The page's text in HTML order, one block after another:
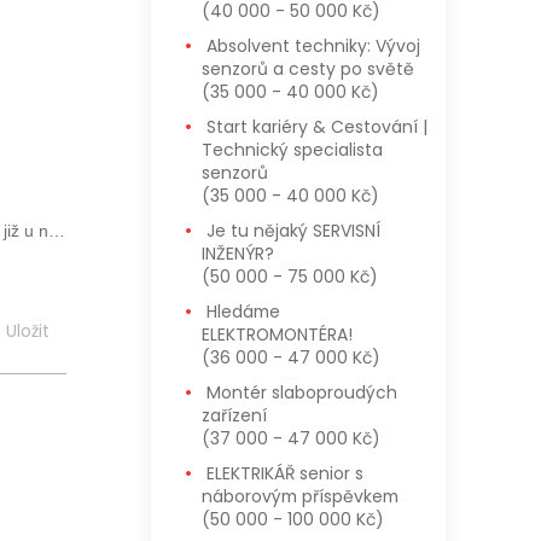
u nás
pro ně
osobní
Uložit
(40 000 - 50 000 Kč)
senzorů a cesty po světě
(35 000 - 40 000 Kč)
Technický specialista
senzorů
(35 000 - 40 000 Kč)
INŽENÝR?
(50 000 - 75 000 Kč)
ELEKTROMONTÉRA!
(36 000 - 47 000 Kč)
zařízení
(37 000 - 47 000 Kč)
náborovým příspěvkem
(50 000 - 100 000 Kč)